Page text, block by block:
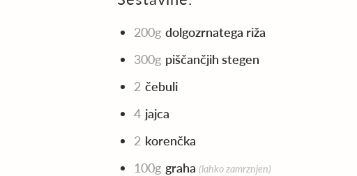
200g dolgozrnatega riža
300g piščančjih stegen
2 čebuli
4 jajca
2 korenčka
100g graha (lahko zamrznjen)